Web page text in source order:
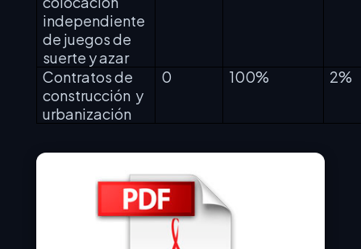
independiente
de juegos de
suerte y azar
Contratos de
construcción y
urbanización
0 100% 2%